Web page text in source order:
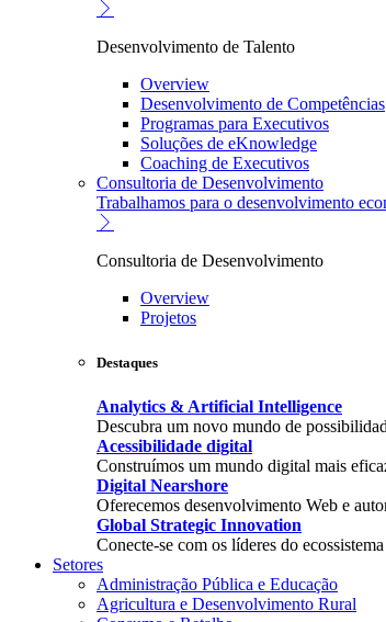
Desenvolvimento de Talento
Overview
Desenvolvimento de Competências
Programas para Executivos
Soluções de eKnowledge
Coaching de Executivos
Consultoria de Desenvolvimento
Trabalhamos para o desenvolvimento
Consultoria de Desenvolvimento
Overview
Projetos
Destaques
Analytics & Artificial Intelligence
Descubra um novo mundo de
Acessibilidade digital
Construímos um mundo digital mais
Digital Nearshore
Oferecemos desenvolvimento Web e
Global Strategic Innovation
Conecte-se com os líderes do
Setores
Administração Pública e Educação
Agricultura e Desenvolvimento Rural